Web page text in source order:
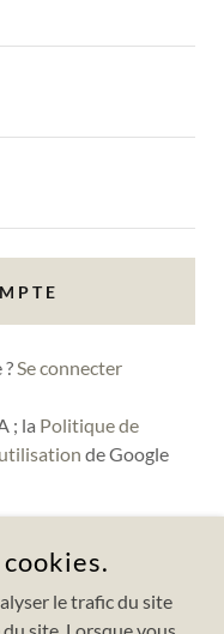
Se connecter
; la Politique de
de Google
2P1
le trafic du site